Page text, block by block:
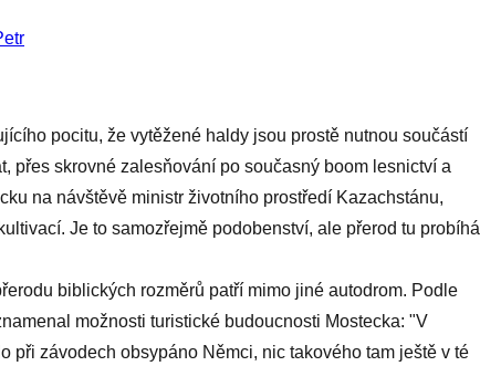
pocitu, že vytěžené haldy jsou prostě nutnou součástí
přes skrovné zalesňování po současný boom lesnictví a
na návštěvě ministr životního prostředí Kazachstánu,
Je to samozřejmě podobenství, ale přerod tu probíhá
biblických rozměrů patří mimo jiné autodrom. Podle
možnosti turistické budoucnosti Mostecka: "V
při závodech obsypáno Němci, nic takového tam ještě v té